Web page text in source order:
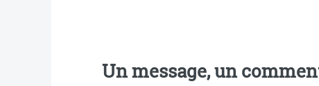
Un message, un